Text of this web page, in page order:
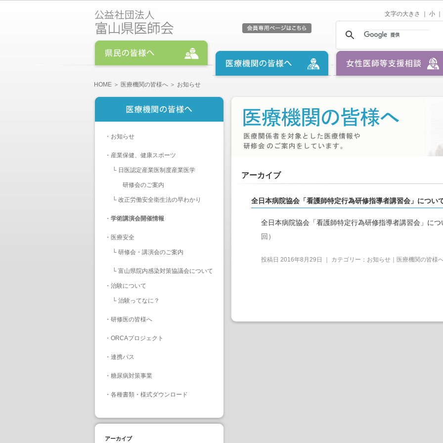
文字の大きさ ｜ 小
HOME ＞ 医療機関の皆様へ ＞ お知らせ
・ お知らせ
・ 産業保健、健康スポーツ
└ 日医認定産業医制度産業医学
研修会のご案内
└ 改正労働安全衛生法の早わかり
・ 学術講演会開催情報
・ 医療安全
└ 研修会・講演会のご案内
└ 富山県院内感染対策協議会について
・ 治験について
└ 治験ってなに？
・ 研修医の皆様へ
・ ORCAプロジェクト
・ 連携パス
・ 糖尿病対策事業
・ 各種書類・様式ダウンロード
アーカイブ
アーカイブ
全日本病院協会「看護師特定行為研修指導者講習会」につい
全日本病院協会「看護師特定行為研修指導者講習会」につ
回）
投稿日 2016年8月29日 ｜ カテゴリー： お知らせ｜医療機関の皆様